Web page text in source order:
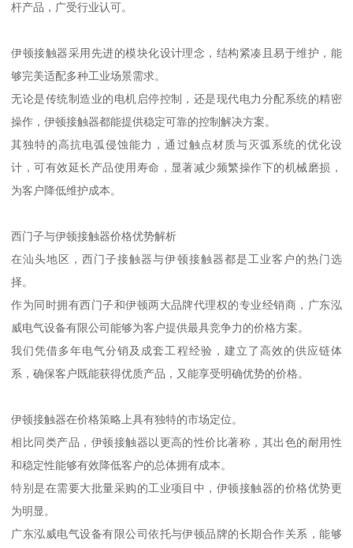
杆产品，广受行业认可。
伊顿接触器采用先进的模块化设计理念，结构紧凑且易于维护，能
够完美适配多种工业场景需求。
无论是传统制造业的电机启停控制，还是现代电力分配系统的精密
操作，伊顿接触器都能提供稳定可靠的控制解决方案。
其独特的高抗电弧侵蚀能力，通过触点材质与灭弧系统的优化设
计，可有效延长产品使用寿命，显著减少频繁操作下的机械磨损，
为客户降低维护成本。
西门子与伊顿接触器价格优势解析
在汕头地区，西门子接触器与伊顿接触器都是工业客户的热门选
择。
作为同时拥有西门子和伊顿两大品牌代理权的专业经销商，广东泓
威电气设备有限公司能够为客户提供最具竞争力的价格方案。
我们凭借多年电气分销及成套工程经验，建立了高效的供应链体
系，确保客户既能获得优质产品，又能享受明确优势的价格。
伊顿接触器在价格策略上具有独特的市场定位。
相比同类产品，伊顿接触器以更高的性价比著称，其出色的耐用性
和稳定性能够有效降低客户的总体拥有成本。
特别是在需要大批量采购的工业项目中，伊顿接触器的价格优势更
为明显。
广东泓威电气设备有限公司依托与伊顿品牌的长期合作关系，能够